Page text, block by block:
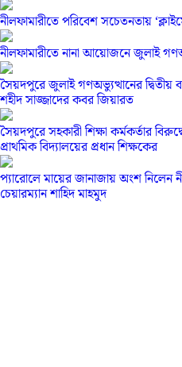
নীলফামারীতে পরিবেশ সচেতনতায়
নীলফামারীতে নানা আয়োজনে জুলাই
সৈয়দপুরে জুলাই গণঅভ্যুত্থানের দ্বিতীয়
শহীদ সাজ্জাদের কবর জিয়ারত
সৈয়দপুরে সহকারী শিক্ষা কর্মকর্তার
প্রাথমিক বিদ্যালয়ের প্রধান শিক্ষকের
প্যারোলে মায়ের জানাজায় অংশ নিলেন
চেয়ারম্যান শাহিদ মাহমুদ